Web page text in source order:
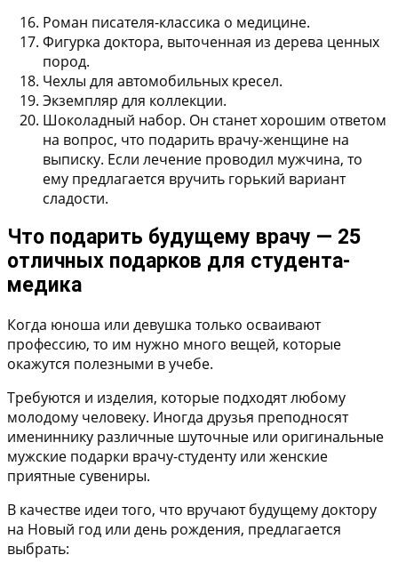
Роман писателя-классика о медицине.
Фигурка доктора, выточенная из дерева ценных
пород.
Чехлы для автомобильных кресел.
Экземпляр для коллекции.
Шоколадный набор. Он станет хорошим ответом
на вопрос, что подарить врачу-женщине на
выписку. Если лечение проводил мужчина, то
ему предлагается вручить горький вариант
сладости.
Что подарить будущему врачу — 25
отличных подарков для студента-
медика
Когда юноша или девушка только осваивают
профессию, то им нужно много вещей, которые
окажутся полезными в учебе.
Требуются и изделия, которые подходят любому
молодому человеку. Иногда друзья преподносят
имениннику различные шуточные или оригинальные
мужские подарки врачу-студенту или женские
приятные сувениры.
В качестве идеи того, что вручают будущему доктору
на Новый год или день рождения, предлагается
выбрать: